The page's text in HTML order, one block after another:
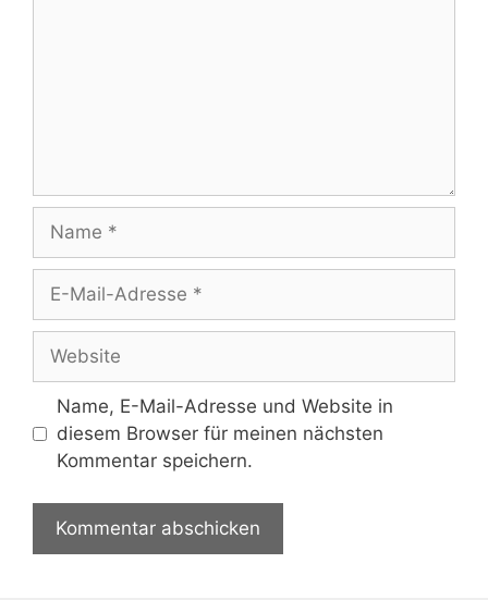
Name
Adresse
Website
Name, E-Mail-Adresse und Website in
diesem Browser für meinen nächsten
Kommentar speichern.